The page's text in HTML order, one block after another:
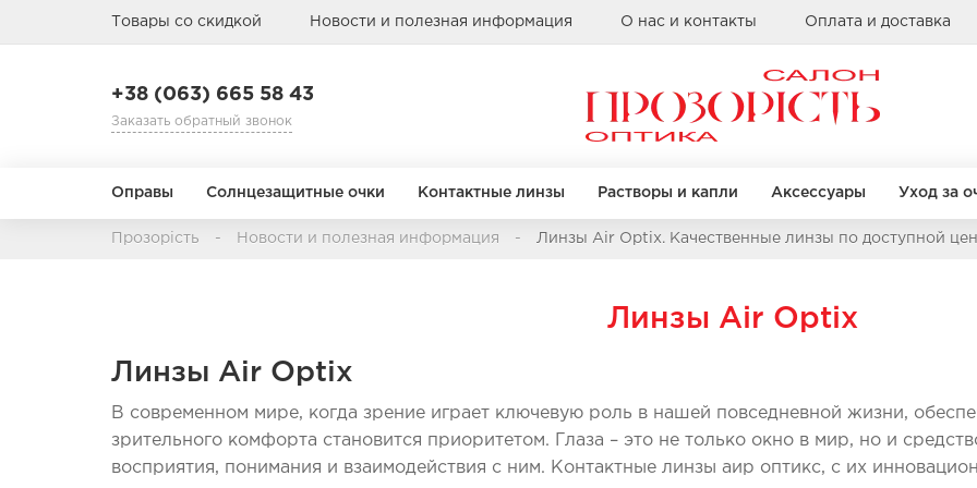
Товары со скидкой Новости и полезная информация О нас и контакты Оплата и доставка
+38 (063) 665 58 43
Заказать обратный звонок
Оправы
КРУГЛЫЕ КВАДРАТНЫЕ
Детские
Мужские
Металл
Пластик
Casta
Ray Ban
Солнцезащитные очки
КРУГЛЫЕ КВАДРАТНЫЕ
Детские
Мужские
Металл
Пластик
Casta
Ray Ban
Контактные линзы
3 месяца
6-12 месяцев
Цветные
Coopervision
Sauflon
Растворы и капли Аксессуары Уход за
Прозорість Новости и полезная информация Линзы Air Optix. Качественные линзы по доступной
Линзы Air Optix
Линзы Air Optix
В современном мире, когда зрение играет ключевую роль в нашей повседневной жизни,
зрительного комфорта становится приоритетом. Глаза – это не только окно в мир, но и
восприятия, понимания и взаимодействия с ним. Контактные линзы аир оптикс, с их